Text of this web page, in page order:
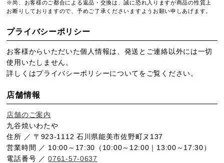
※尚、お客様のご都合による返品・交換は、誠に恐れ入りますが商品の性質上
お断りしておりますので、予めご了承くださいますようお願い申しあげます。
プライバシーポリシー
お客様からいただいた個人情報は、発送とご連絡以外には一切
使用いたしません。
詳しくはプライバシーポリシーについてをご覧ください。
店舗情報
店舗のご案内
九谷焼いわたや
住所 ／ 〒923-1112 石川県能美市佐野町ヌ137
営業時間 ／ 10:00～17:30（10:00～12:00｜13:00～17:30）
電話番号 ／0761-57-0637